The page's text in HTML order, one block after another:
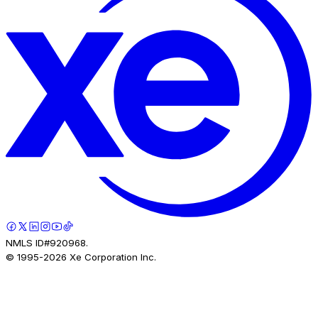
NMLS ID#920968.
© 1995-2026 Xe Corporation Inc.